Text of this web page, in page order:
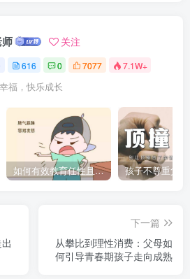
关注
616 0 7077 7.1W+
福，快乐成长
如何有效教育任性且脾气暴躁的孩子，父母必看的实用指南
下一篇
从攀比到理性消费：父母如
何引导青春期孩子走向成熟